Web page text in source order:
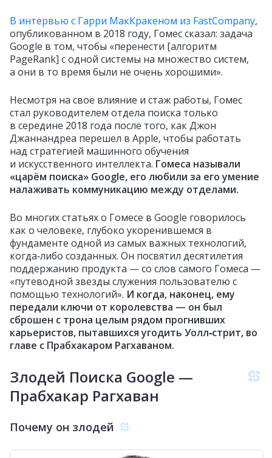
В интервью с Гарри МакКракеном из FastCompany,
опубликованном в 2018 году, Гомес сказал: задача
Google в том, чтобы «перенести [алгоритм
PageRank] с одной системы на множество систем,
а они в то время были не очень хорошими».
Несмотря на свое влияние и стаж работы, Гомес
стал руководителем отдела поиска только
в середине 2018 года после того, как Джон
Джаннандреа перешел в Apple, чтобы работать
над стратегией машинного обучения
и искусственного интеллекта. Гомеса называли
«царём поиска» Google, его любили за его умение
налаживать коммуникацию между отделами.
Во многих статьях о Гомесе в Google говорилось
как о человеке, глубоко укоренившемся в
фундаменте одной из самых важных технологий,
когда‑либо созданных. Он посвятил десятилетия
поддержанию продукта — со слов самого Гомеса —
«путеводной звезды служения пользователю с
помощью технологий». И когда, наконец, ему
передали ключи от королевства — он был
сброшен с трона целым рядом прогнивших
карьеристов, пытавшихся угодить Уолл‑стрит, во
главе с Прабхакаром Рагхаваном.
Злодей Поиска Google —
Прабхакар Рагхаван
Почему он злодей